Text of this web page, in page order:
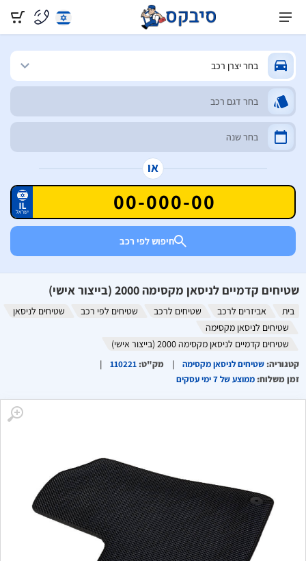
או
חיפוש לפי רכב
שטיחים קדמיים לניסאן מקסימה 2000 (בייצור אישי)
בית אביזרים לרכב שטיחים לרכב שטיחים לפי רכב
שטיחים לניסאן
שטיחים לניסאן מקסימה
שטיחים קדמיים לניסאן מקסימה 2000 (בייצור אישי)
קטגוריה:שטיחים לניסאן מקסימה מק"ט:
זמן משלוח:ממוצע של 7 ימי עסקים